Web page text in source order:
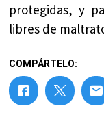
protegidas, y
libres de
COMPÁRTELO: